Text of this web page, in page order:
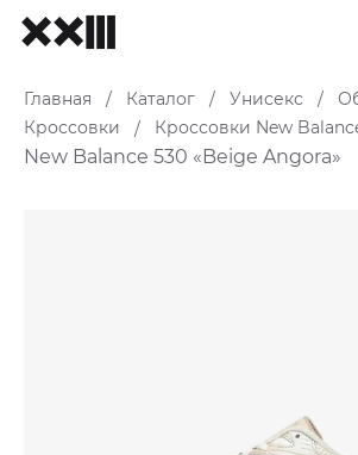
Главная / Каталог / Унисекс /
Кроссовки
/ Кроссовки New
New Balance 530 «Beige Angora»